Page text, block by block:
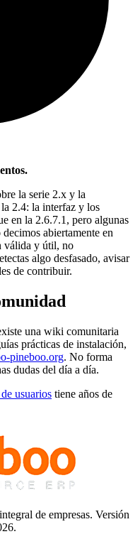
la serie 2.x y la
2.4: la interfaz y los
en la 2.6.7.1, pero algunas
abiertamente en
válida y útil, no
algo desfasado, avisar
de contribuir.
una wiki comunitaria
prácticas de instalación,
pineboo.org. No forma
dudas del día a día.
usuarios tiene años de
de empresas. Versión
.